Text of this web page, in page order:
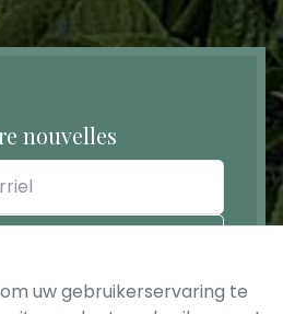
nouvelles
uw gebruikerservaring te